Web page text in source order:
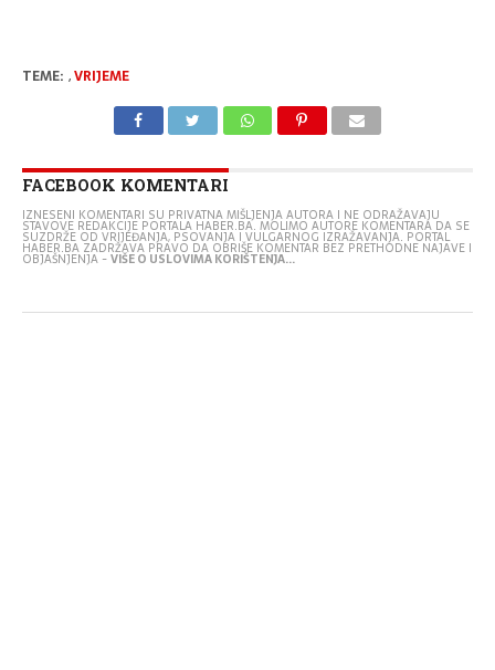
TEME: ,VRIJEME
FACEBOOK KOMENTARI
IZNESENI KOMENTARI SU PRIVATNA MIŠLJENJA AUTORA I NE ODRAŽAVAJU
STAVOVE REDAKCIJE PORTALA HABER.BA. MOLIMO AUTORE KOMENTARA DA SE
SUZDRŽE OD VRIJEĐANJA, PSOVANJA I VULGARNOG IZRAŽAVANJA. PORTAL
HABER.BA ZADRŽAVA PRAVO DA OBRIŠE KOMENTAR BEZ PRETHODNE NAJAVE I
OBJAŠNJENJA -VIŠE O USLOVIMA KORIŠTENJA...